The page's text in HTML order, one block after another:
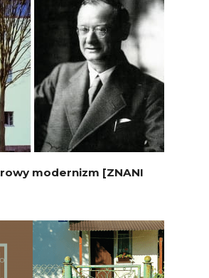
modernizm [ZNANI